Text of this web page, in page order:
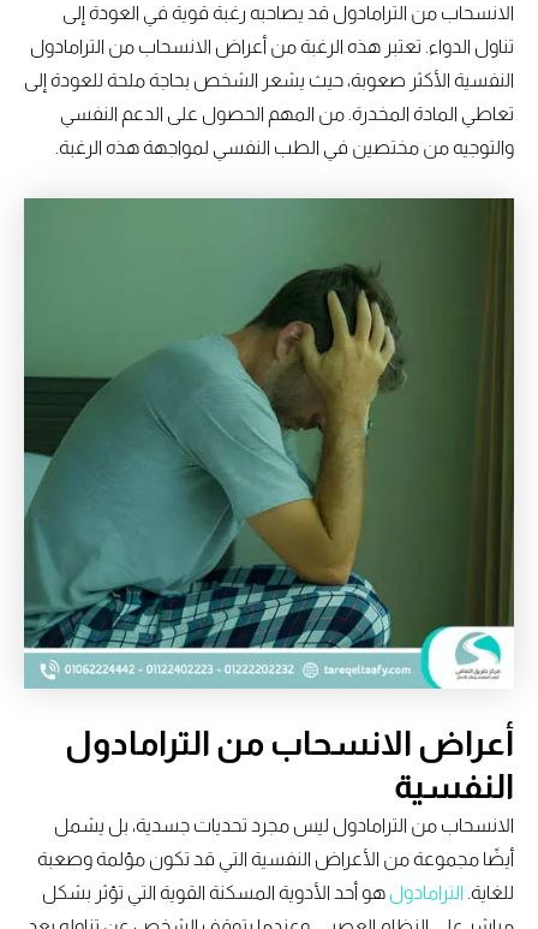
الانسحاب من الترامادول قد يصاحبه رغبة قوية في العودة إلى
تناول الدواء. تعتبر هذه الرغبة من أعراض الانسحاب من الترامادول
النفسية الأكثر صعوبة، حيث يشعر الشخص بحاجة ملحة للعودة إلى
تعاطي المادة المخدرة. من المهم الحصول على الدعم النفسي
والتوجيه من مختصين في الطب النفسي لمواجهة هذه الرغبة.
أعراض الانسحاب من الترامادول
النفسية
الانسحاب من الترامادول ليس مجرد تحديات جسدية، بل يشمل
أيضًا مجموعة من الأعراض النفسية التي قد تكون مؤلمة وصعبة
للغاية.الترامادول هو أحد الأدوية المسكنة القوية التي تؤثر بشكل